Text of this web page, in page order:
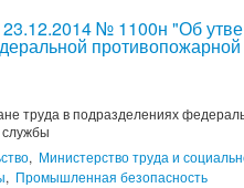
23.12.2014 № 1100н "Об
труда в подразделениях
службы
, Министерство труда и
, Промышленная безопасность